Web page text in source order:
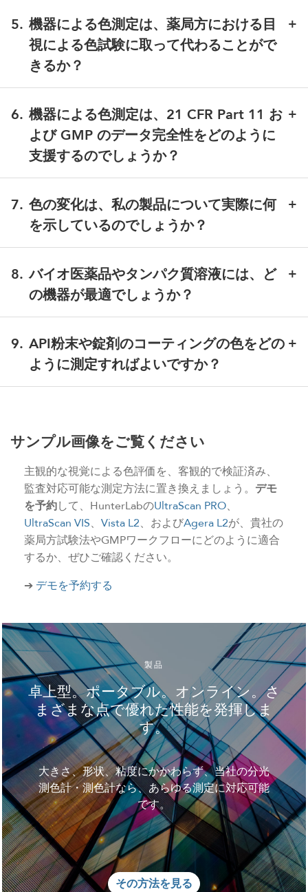
す。 測定範囲は710 nmまで拡張され、真の色と濁
度をより的確に区別できるようになりました。さら
に、内蔵の波長検証用標準光源、32 GBのオンボー
ドストレージ、HDMI出力を搭載しており、アップ
グレードに際して再トレーニングや再検証は不要で
す。
Agera L2 ：錠剤、カプセル、粉末など、曲面や光沢
のある剤形向けに、確実な位置決めが可能なリファ
レンスグレードの0°/45°測定機能。 グレード A CIE
カメラ、粉末測定用アクセサリー、さらに固形製剤
用の専用錠剤およびカプセルホルダーを装備。
源および観測者設定を適用します。測定は高速で、多
くの場合数秒以内に行われます。 UV-Vis分光光度計は
波長分解能が高いものの、光源・観測者という概念が
なく、一般的に測定速度は遅くなります。試料につい
よび業界の分析法を1つのシステムに統合していま
す：
USP <1061> 色度
参照標準）およびEP 2.2.1 透明度／乳白度（カテゴ
リー0～IV、0、3、6、18、30 NTUの標準に相
当）。
JPおよびCPのカラーチャプター、
バルな申請においてEP/USPと整合しています。
ASTM D7315
（NTU単位の濁度）およびASTM
D1003（透過ヘイズ）に加え、内部品質管理（QC）
用のASTM E313、ガードナー、APHA/ヘイゼン尺度
についても、CIE L*a*b* / ΔE*とともにすべて報告さ
れます。
5. 機器による色測定は、薬局方における目
視による色試験に取って代わることがで
きるか？
れも、その方法が妥当性が確認されていることを条件
として、目視法に代わる機器による CIE 測色を明示的
に認めています。 測定器は、CIE L*a*b*値と、最も近
いEPまたはUSPの色指数（例：「EP Y2」）、および
ΔE*を報告します。 要件を満たすには、規定のセル光
路長（EPの場合は10 mm）、光源／観測者組み合わせ
（D65/10°またはC/2°）、および波長間隔（多くの場
合10 nm）に従い、規制当局による完全な承認を得る
ために、校正記録、SOP、および性能チェックによっ
6. 機器による色測定は、21 CFR Part 11 お
よび GMP のデータ完全性をどのように
支援するのでしょうか？
EasyMatch Essentials L2-ERソフトウェアは、安全なロ
グイン、暗号化された監査証跡、ロックされた生スペ
クトルデータ、編集不可能なアーカイブ機能を提供し
ており、これらは21 CFR Part 11で要求され、EU
GMP附属書11に準拠した電子記録管理要件を満たして
います。 レポートには、日付と時刻、オペレーター
ID、機器ID、電子署名のステータス、測定法（使用さ
れたEPまたはUSPの章）、生スペクトルデータ、算出
値、および合格/不合格の判定が自動的に記録され、手
書きによる色調の観察記録に取って代わります。適格
性評価をサポートするためのバリデーションパッケー
ジ（IQ/OQ/PQ）も利用可能です。
7. 色の変化は、私の製品について実際に何
を示しているのでしょうか？
兆候です。 黄色みの増加は、多くの場合、酸化や化学
的劣化を示しています。また、不自然な色合いは不純
物や規格外の原材料を示唆し、注射剤における濁度の
増加は微生物汚染の兆候となり得ます。固形製剤にお
ける色の筋は、混合の均一性の低さを示し、わずかな
色の不一致は偽造品や規格外製品である可能性を示唆
します。 安定性試験を通じてb*（黄度）値やΔE*を追
跡することで、劣化速度を定量化し、保存期間との相
8. バイオ医薬品やタンパク質溶液には、ど
の機器が最適でしょうか？
製剤の溶液には、UltraScan PRO または UltraScan VIS
が最適です。 いずれも1台の装置で透過光の色および
濁度/オパレスセンスを測定でき、USP <1061> および
EP 2.2.2、2.2.1 に準拠しています。また、必要試液量
パク質溶液や遺伝子治療用ベクターにおいて、色が黄
いる可能性があるため、経時的な b* または ΔE* の追
跡が有用です。UV から近赤外までの広範囲の測定が
必要な場合は UltraScan PRO を、日常的な透過色のチ
ェックや透明度のチェックには Vista L2 をお選びくだ
さい。
9. API粉末や錠剤のコーティングの色をどの
ように測定すればよいですか？
グ表面は、直接測定することも、サンプルカップに入
b*値を表示するため、測定値が均一であれば混合物が
均質であることを確認でき、コーティング色が一定で
あれば、目標基準色に対して正しい色合いであること
を確認できます。粉末混合物や錠剤コーティングのL*
値を測定することで、品質を定量化できます。
UltraScan PRO、UltraScan VIS
VIS
および UltraScan PRO
監査可能な測定を実現するための、錠剤およびカプセ
ル専用のホルダーを備えています。
サンプル画像をご覧ください
主観的な視覚による色評価を、客観的で検証済み、
監査対応可能な測定方法に置き換えましょう。 デモ
を予約して、HunterLabのUltraScan PRO、
UltraScan VIS、 Vista L2、およびAgera L2が、貴社の
薬局方試験法やGMPワークフローにどのように適合
するか、ぜひご確認ください。
➔ デモを予約する
製品
卓上型。ポータブル。オンライン。さ
まざまな点で優れた性能を発揮しま
す。
大きさ、形状、粘度にかかわらず、当社の分光
測色計・測色計なら、あらゆる測定に対応可能
です。
その方法を見る